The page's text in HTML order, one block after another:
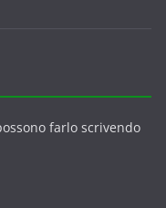
farlo scrivendo